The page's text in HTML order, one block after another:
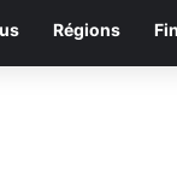
Régions